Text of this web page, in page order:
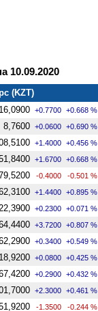
10.09.2020
(KZT)
+0.7700 +0.668 %
8,7600 +0.0600 +0.690 %
+1.4000 +0.456 %
+1.6700 +0.668 %
-0.4000 -0.501 %
+1.4400 +0.895 %
+0.2300 +0.071 %
+3.7200 +0.807 %
+0.3400 +0.549 %
18,9200 +0.0800 +0.425 %
+0.2900 +0.432 %
+2.3000 +0.461 %
-1.3500 -0.244 %